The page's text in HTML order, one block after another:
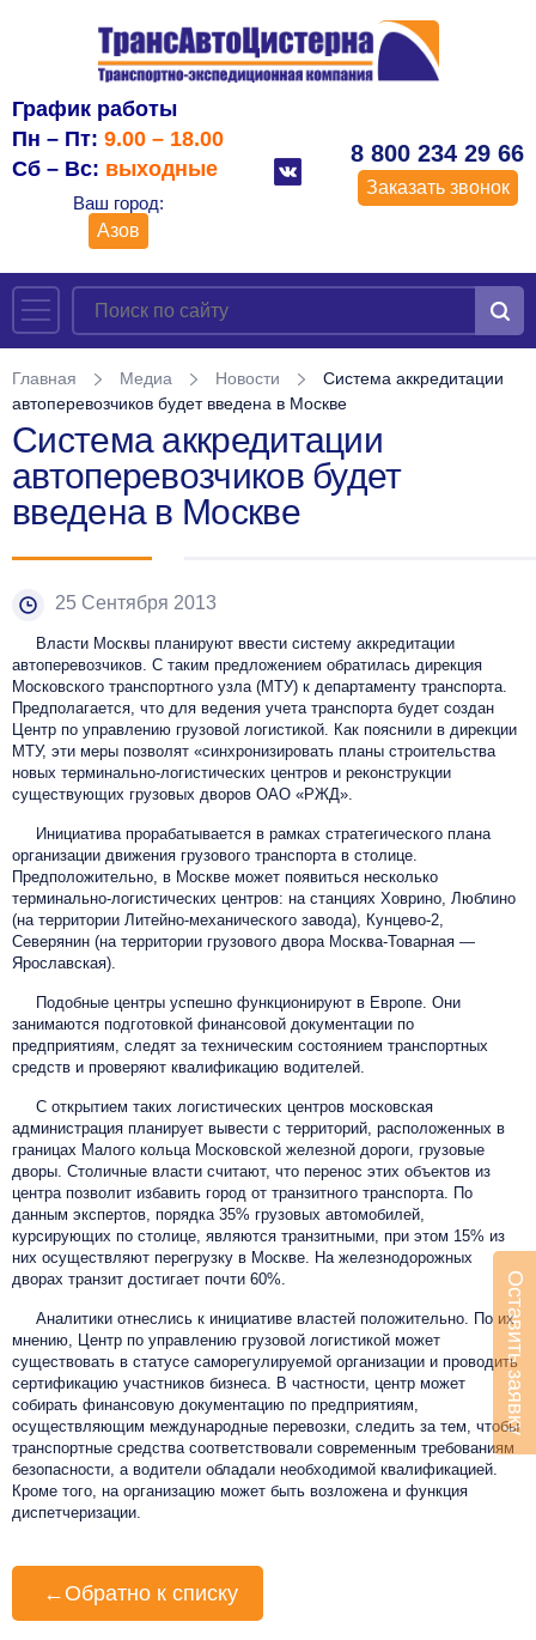
График работы
Пн – Пт: 9.00 – 18.00
Сб – Вс: выходные
Ваш город:
Азов
8 800 234 29 66
Заказать звонок
Главная Медиа Новости
Система аккредитации
автоперевозчиков будет введена в Москве
Система аккредитации
автоперевозчиков будет
введена в Москве
25 Сентября 2013
Власти Москвы планируют ввести систему аккредитации
автоперевозчиков. С таким предложением обратилась дирекция
Московского транспортного узла (МТУ) к департаменту транспорта.
Предполагается, что для ведения учета транспорта будет создан
Центр по управлению грузовой логистикой. Как пояснили в дирекции
МТУ, эти меры позволят «синхронизировать планы строительства
новых терминально-логистических центров и реконструкции
существующих грузовых дворов ОАО «РЖД».
Инициатива прорабатывается в рамках стратегического плана
организации движения грузового транспорта в столице.
Предположительно, в Москве может появиться несколько
терминально-логистических центров: на станциях Ховрино, Люблино
(на территории Литейно-механического завода), Кунцево-2,
Северянин (на территории грузового двора Москва-Товарная —
Ярославская).
Подобные центры успешно функционируют в Европе. Они
занимаются подготовкой финансовой документации по
предприятиям, следят за техническим состоянием транспортных
средств и проверяют квалификацию водителей.
С открытием таких логистических центров московская
администрация планирует вывести с территорий, расположенных в
границах Малого кольца Московской железной дороги, грузовые
дворы. Столичные власти считают, что перенос этих объектов из
центра позволит избавить город от транзитного транспорта. По
данным экспертов, порядка 35% грузовых автомобилей,
курсирующих по столице, являются транзитными, при этом 15% из
них осуществляют перегрузку в Москве. На железнодорожных
дворах транзит достигает почти 60%.
Аналитики отнеслись к инициативе властей положительно. По их
мнению, Центр по управлению грузовой логистикой может
существовать в статусе саморегулируемой организации и проводить
сертификацию участников бизнеса. В частности, центр может
собирать финансовую документацию по предприятиям,
осуществляющим международные перевозки, следить за тем, чтобы
транспортные средства соответствовали современным требованиям
безопасности, а водители обладали необходимой квалификацией.
Кроме того, на организацию может быть возложена и функция
диспетчеризации.
← Обратно к списку
Оставить заявку